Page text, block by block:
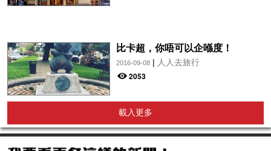
比卡超，你唔可以企喺度！
2016-09-08| 人人去旅行
2053
載入更多